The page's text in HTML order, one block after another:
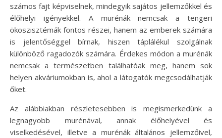
számos fajt képviselnek, mindegyik sajátos jellemzőkkel és
élőhelyi igényekkel. A murénák nemcsak a tengeri
ökoszisztémák fontos részei, hanem az emberek számára
is jelentőséggel bírnak, hiszen táplálékul szolgálnak
különböző ragadozók számára. Érdekes módon a murénák
nemcsak a természetben találhatóak meg, hanem sok
helyen akváriumokban is, ahol a látogatók megcsodálhatják
őket.
Az alábbiakban részletesebben is megismerkedünk a
legnagyobb murénával, annak élőhelyével és
viselkedésével, illetve a murénák általános jellemzőivel,